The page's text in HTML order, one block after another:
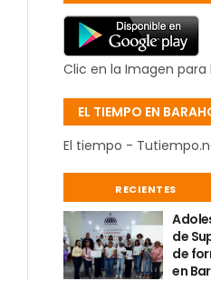
Clic en la Imagen para
EL TIEMPO EN
El tiempo -
RECIENTES
de
de
en